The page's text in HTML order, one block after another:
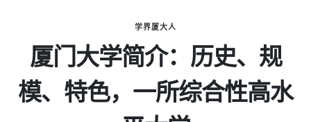
学界厦大人
厦门大学简介：历史、规
模、特色，一所综合性高水